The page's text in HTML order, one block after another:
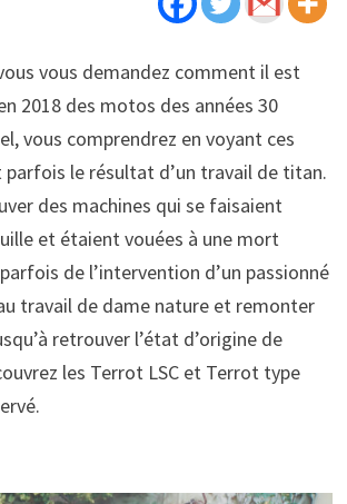
vous demandez comment il est
2018 des motos des années 30
vous comprendrez en voyant ces
parfois le résultat d’un travail de titan.
des machines qui se faisaient
et étaient vouées à une mort
de l’intervention d’un passionné
travail de dame nature et remonter
retrouver l’état d’origine de
les Terrot LSC et Terrot type